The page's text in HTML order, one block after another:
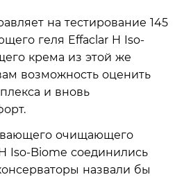
на тестирование 145
геля Effaclar H Iso-
крема из этой же
возможность оценить
и вновь
очищающего
Iso-Biome соединились
назвали бы